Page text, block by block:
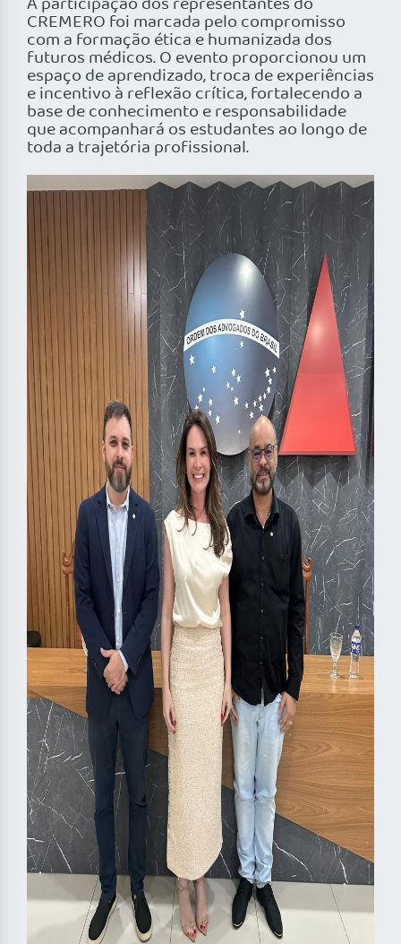
CREMERO foi marcada pelo compromisso
com a formação ética e humanizada dos
futuros médicos. O evento proporcionou um
espaço de aprendizado, troca de experiências
e incentivo à reflexão crítica, fortalecendo a
base de conhecimento e responsabilidade
que acompanhará os estudantes ao longo de
toda a trajetória profissional.